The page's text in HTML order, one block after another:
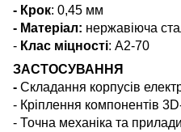
- Крок: 0,45 мм
- Матеріал: нержавіюча
- Клас міцності: А2-70
ЗАСТОСУВАННЯ
- Складання корпусів
- Кріплення компонентів
- Точна механіка та прилади